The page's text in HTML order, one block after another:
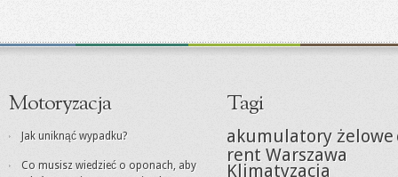
Motoryzacja
Jak uniknąć wypadku?
Co musisz wiedzieć o oponach, aby
Tagi
akumulatory żelowe
rent Warszawa
Klimatyzacja